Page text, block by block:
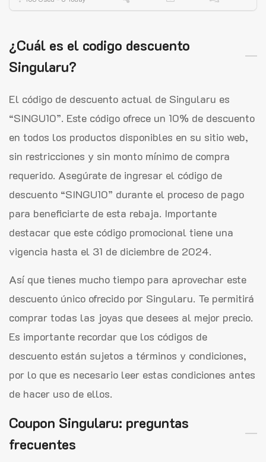
¿Cuál es el codigo descuento
Singularu?
El código de descuento actual de Singularu es
“SINGU10”. Este código ofrece un 10% de descuento
en todos los productos disponibles en su sitio web,
sin restricciones y sin monto mínimo de compra
requerido. Asegúrate de ingresar el código de
descuento “SINGU10” durante el proceso de pago
para beneficiarte de esta rebaja. Importante
destacar que este código promocional tiene una
vigencia hasta el 31 de diciembre de 2024.
Así que tienes mucho tiempo para aprovechar este
descuento único ofrecido por Singularu. Te permitirá
comprar todas las joyas que desees al mejor precio.
Es importante recordar que los códigos de
descuento están sujetos a términos y condiciones,
por lo que es necesario leer estas condiciones antes
de hacer uso de ellos.
Coupon Singularu: preguntas
frecuentes